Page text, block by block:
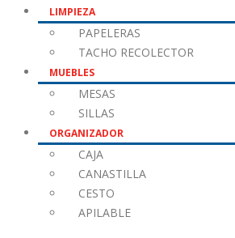
LIMPIEZA
PAPELERAS
TACHO RECOLECTOR
MUEBLES
MESAS
SILLAS
ORGANIZADOR
CAJA
CANASTILLA
CESTO
APILABLE